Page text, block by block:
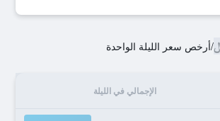
/أرخص سعر الليلة الواحدة
الإجمالي في الليلة